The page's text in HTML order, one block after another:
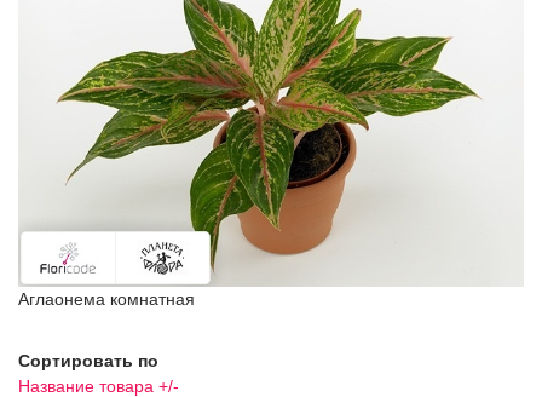
Аглаонема комнатная
Сортировать по
Название товара +/-